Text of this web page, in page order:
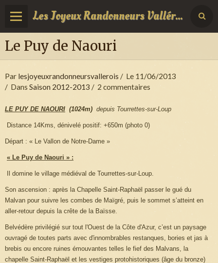
Les Joyeux Randonneurs Vallérois
Le Puy de Naouri
Par lesjoyeuxrandonneursvallerois
Le 11/06/2013
Dans Saison 2012-2013 2 commentaires
LE PUY DE NAOURI (1024m) depuis Tourrettes-sur-Loup
Distance 14Kms, dénivelé positif: +650m (photo 0)
Départ : « Le Vallon de Notre-Dame »
« Le Puy de Naouri » :
Il domine le village médiéval de Tourrettes-sur-Loup.
Son ascension : après la Chapelle Saint-Raphaël passer le gué du
Malvan pour suivre les combes de Maïgré, puis le sommet s’atteint en
aller-retour depuis la crête de la Baïsse.
Belvédère privilégié sur tout l'Ouest de la Côte d'Azur, c’est un paysage
ouvragé de toutes parts avec d'innombrables restanques, bories et jas à
brebis ou encore ruines émouvantes telles le fief des Malvans, la
chapelle Saint-Raphaël et les vestiges protohistoriques (âge du bronze)